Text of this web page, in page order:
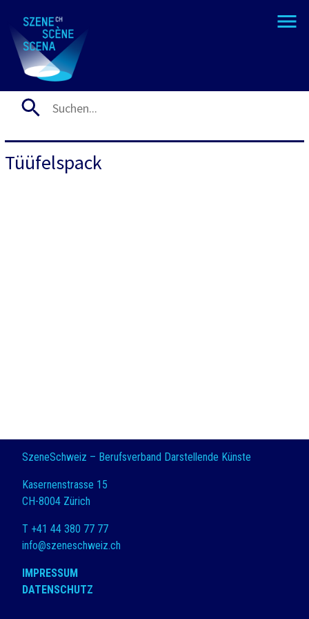
Tüüfelspack
SzeneSchweiz – Berufsverband Darstellende Künste
Kasernenstrasse 15
CH-8004 Zürich
T +41 44 380 77 77
info@szeneschweiz.ch
IMPRESSUM
DATENSCHUTZ